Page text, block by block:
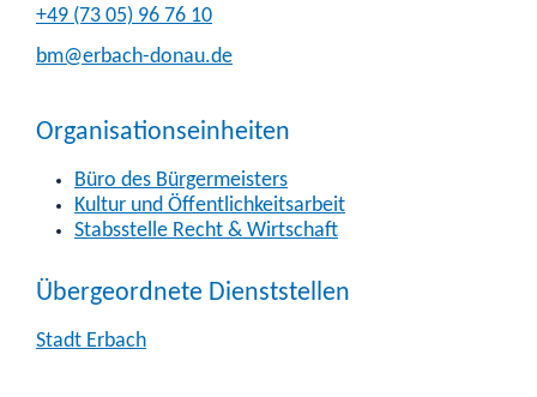
+49 (73 05) 96 76 10
bm@erbach-donau.de
Organisationseinheiten
Büro des Bürgermeisters
Kultur und Öffentlichkeitsarbeit
Stabsstelle Recht & Wirtschaft
Übergeordnete Dienststellen
Stadt Erbach